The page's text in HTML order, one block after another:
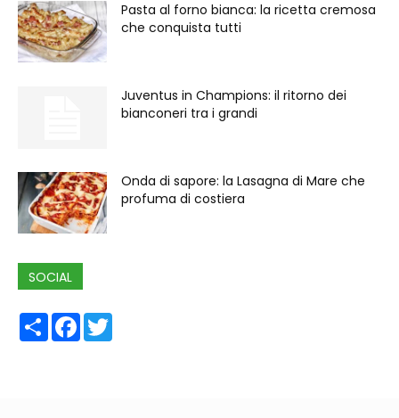
Pasta al forno bianca: la ricetta cremosa
che conquista tutti
Juventus in Champions: il ritorno dei
bianconeri tra i grandi
Onda di sapore: la Lasagna di Mare che
profuma di costiera
SOCIAL
ShareFacebook